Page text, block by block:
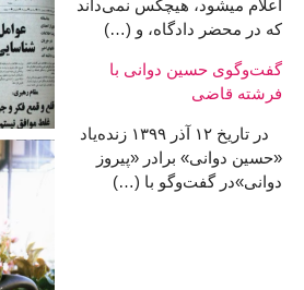
اعلام میشود، هيچكس نمی‌داند
كه در محضر دادگاه، و (…)
گفت‌وگوی حسین دوانی با
فرشته قاضی
در تاریخ ۱۲ آذر ۱۳۹۹ زنده‌یاد
«حسین دوانی» برادر «پیروز
دوانی»‌در گفت‌وگو با (…)